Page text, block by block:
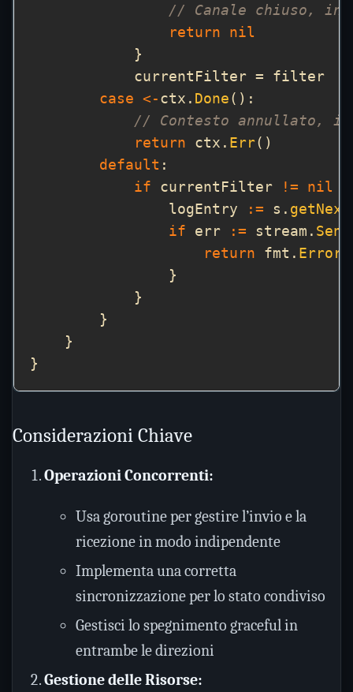
// Canale chiuso,
return
nil
case <- ctx. Done
// Contesto annullato,
return ctx. Err
default
if currentFilter != nil
                logEntry
:= s.
if err := stream. Send
return fmt. Errorf
Considerazioni Chiave
Operazioni Concorrenti:
Usa goroutine per gestire l’invio e la
ricezione in modo indipendente
Implementa una corretta
sincronizzazione per lo stato condiviso
Gestisci lo spegnimento graceful in
entrambe le direzioni
Gestione delle Risorse: